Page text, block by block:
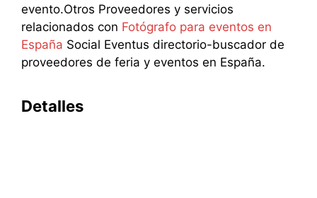
evento.Otros Proveedores y servicios
relacionados con Fotógrafo para eventos en
España Social Eventus directorio-buscador de
proveedores de feria y eventos en España.
Detalles